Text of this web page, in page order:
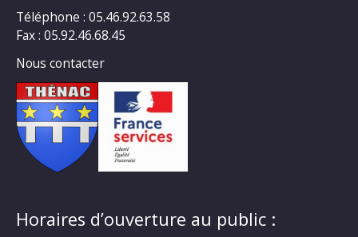
Téléphone : 05.46.92.63.58
Fax : 05.92.46.68.45
Nous contacter
Horaires d’ouverture au public :